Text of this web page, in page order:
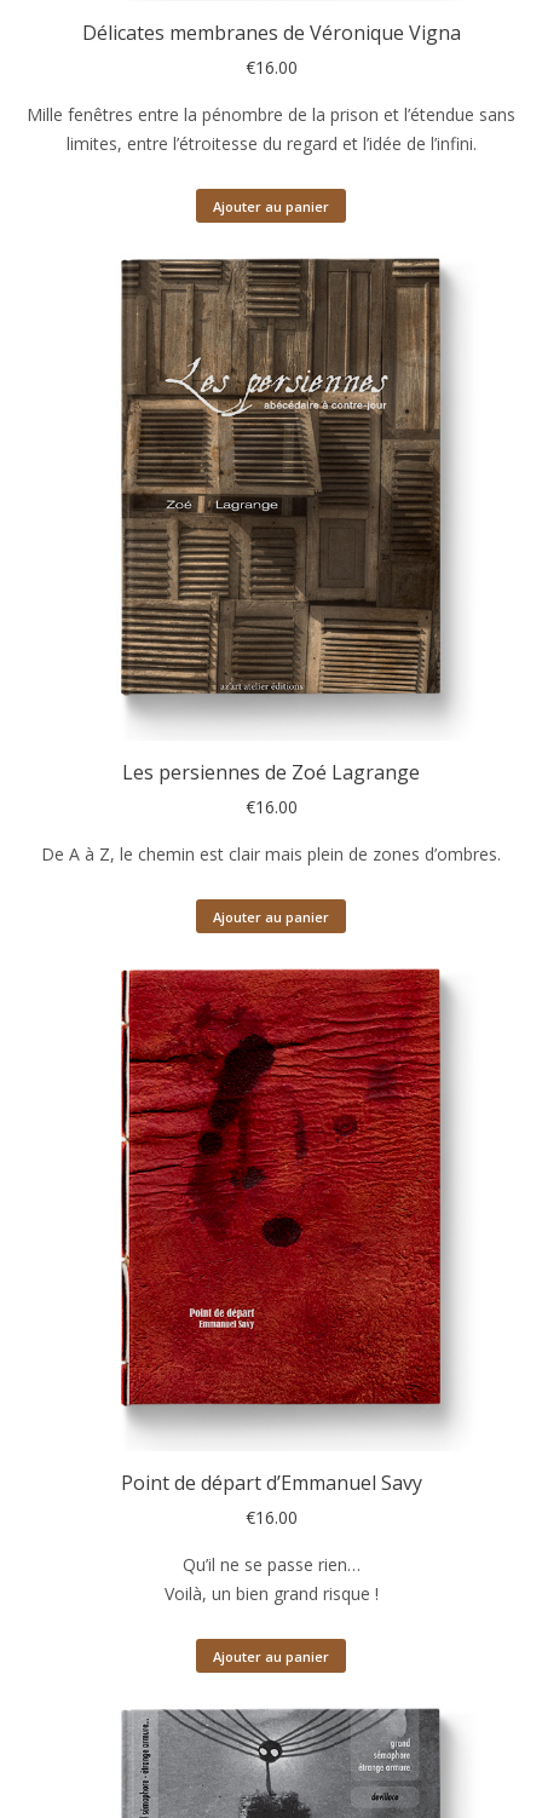
Délicates membranes de Véronique Vigna
€16.00
Mille fenêtres entre la pénombre de la prison et l’étendue sans
limites, entre l’étroitesse du regard et l’idée de l’infini.
Ajouter au panier
Les persiennes de Zoé Lagrange
€16.00
De A à Z, le chemin est clair mais plein de zones d’ombres.
Ajouter au panier
Point de départ d’Emmanuel Savy
€16.00
Qu’il ne se passe rien…
Voilà, un bien grand risque !
Ajouter au panier